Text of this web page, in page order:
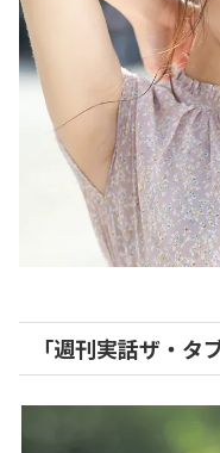
「週刊実話ザ・